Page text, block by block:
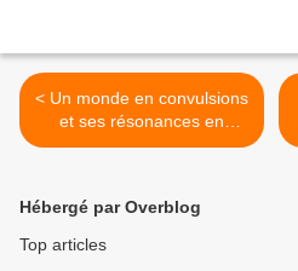
< Un monde en convulsions
et ses résonances en
Suisse [6]
Hébergé par Overblog
Top articles